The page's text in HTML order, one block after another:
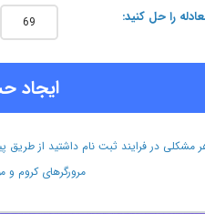
را حل کنید
ایجاد
مرورگرهای کروم و